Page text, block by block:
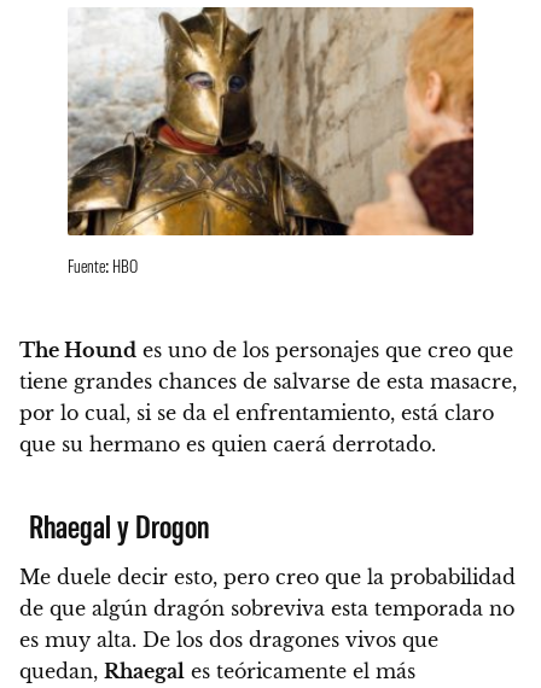
Fuente: HBO
The Hound es uno de los personajes que creo que
tiene grandes chances de salvarse de esta masacre,
por lo cual, si se da el enfrentamiento, está claro
que su hermano es quien caerá derrotado.
Rhaegal y Drogon
Me duele decir esto, pero creo que la probabilidad
de que algún dragón sobreviva esta temporada no
es muy alta. De los dos dragones vivos que
quedan, Rhaegal es teóricamente el más